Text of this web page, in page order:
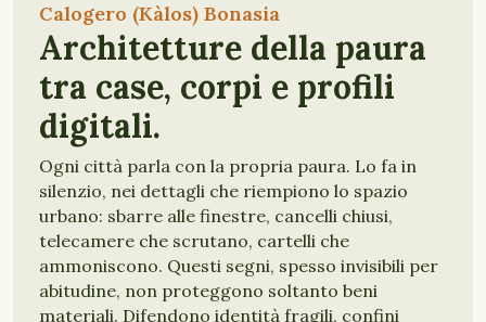
Calogero (Kàlos) Bonasia
Architetture della paura
tra case, corpi e profili
digitali.
Ogni città parla con la propria paura. Lo fa in
silenzio, nei dettagli che riempiono lo spazio
urbano: sbarre alle finestre, cancelli chiusi,
telecamere che scrutano, cartelli che
ammoniscono. Questi segni, spesso invisibili per
abitudine, non proteggono soltanto beni
materiali. Difendono identità fragili, confini